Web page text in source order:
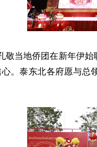
当地侨团在新年伊
。泰东北各府愿与总